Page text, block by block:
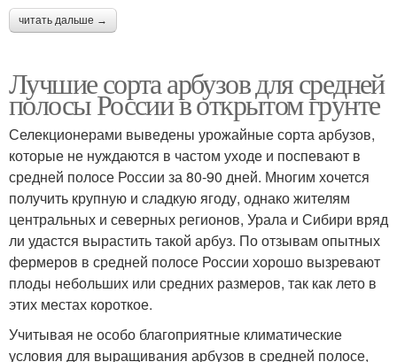
читать дальше →
Лучшие сорта арбузов для средней
полосы России в открытом грунте
Селекционерами выведены урожайные сорта арбузов,
которые не нуждаются в частом уходе и поспевают в
средней полосе России за 80-90 дней. Многим хочется
получить крупную и сладкую ягоду, однако жителям
центральных и северных регионов, Урала и Сибири вряд
ли удастся вырастить такой арбуз. По отзывам опытных
фермеров в средней полосе России хорошо вызревают
плоды небольших или средних размеров, так как лето в
этих местах короткое.
Учитывая не особо благоприятные климатические
условия для выращивания арбузов в средней полосе,